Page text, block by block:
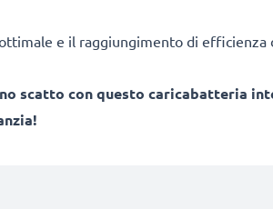
e il raggiungimento di
scatto con questo caricabatteria